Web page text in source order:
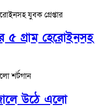
৫ গ্রাম হেরোইনসহ
উঠে এলো